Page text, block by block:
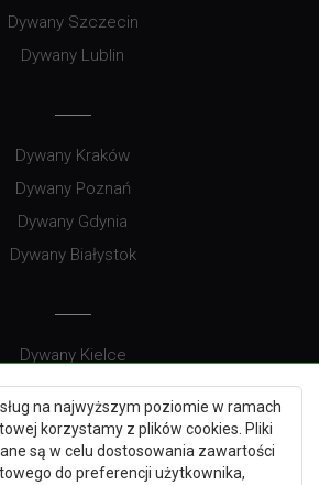
na najwyższym poziomie w ramach
korzystamy z plików cookies. Pliki
są w celu dostosowania zawartości
do preferencji użytkownika,
Dywany Szczecin
Dywany Lublin
Dywany Kraków
Dywany Poznań
Dywany Gdynia
Dywany Białystok
Dywany Kielce
Dywany Gdańsk
Dywany Toruń
Dywany Bydgoszcz